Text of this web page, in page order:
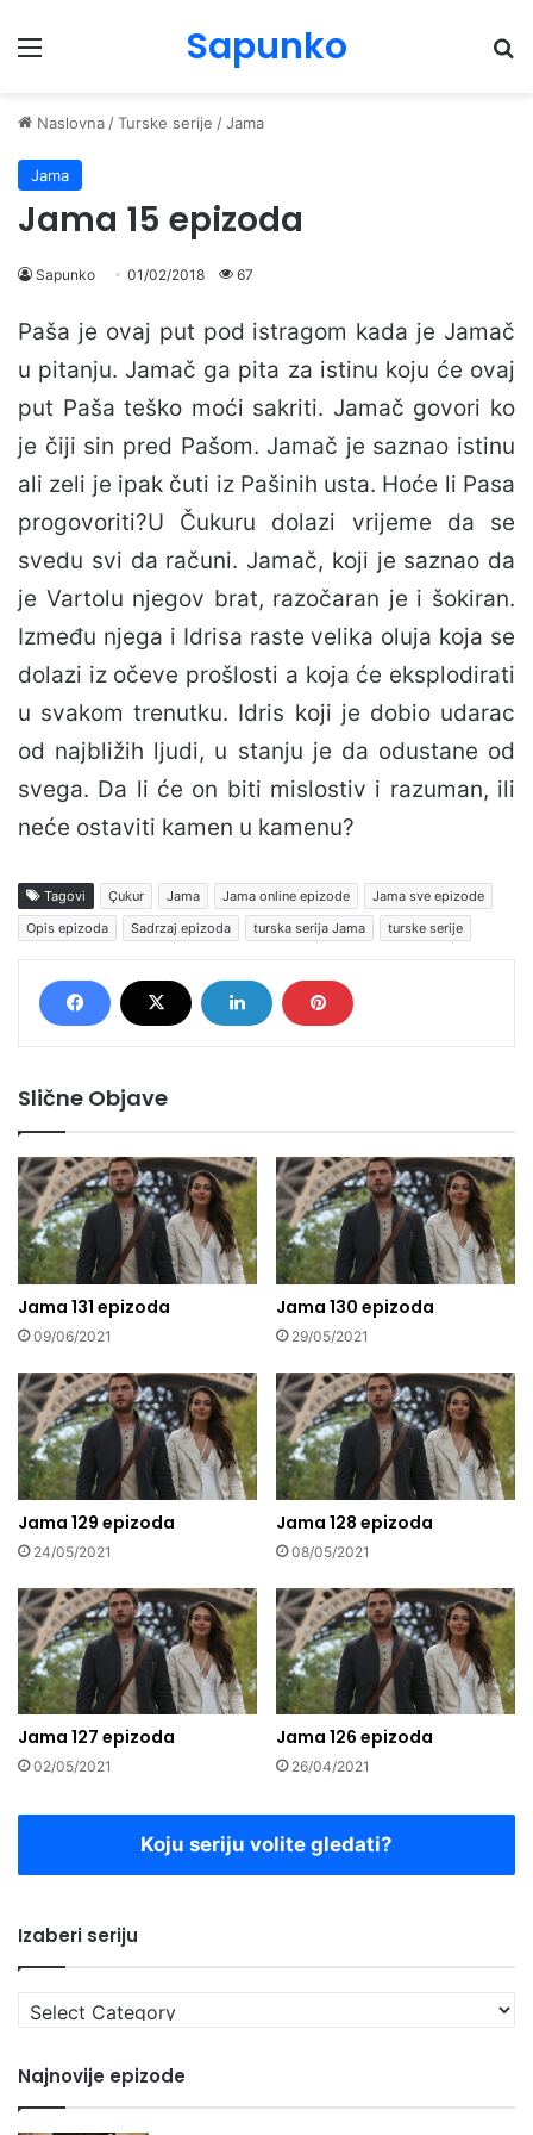
Menu Sapunko
Naslovna /Turske serije /Jama
Jama
Jama 15 epizoda
Sapunko 01/02/2018 67
Paša je ovaj put pod istragom kada je Jamač
u pitanju. Jamač ga pita za istinu koju će ovaj
put Paša teško moći sakriti. Jamač govori ko
je čiji sin pred Pašom. Jamač je saznao istinu
ali zeli je ipak čuti iz Pašinih usta. Hoće li Pasa
progovoriti?U Čukuru dolazi vrijeme da se
svedu svi da računi. Jamač, koji je saznao da
je Vartolu njegov brat, razočaran je i šokiran.
Između njega i Idrisa raste velika oluja koja se
dolazi iz očeve prošlosti a koja će eksplodirati
u svakom trenutku. Idris koji je dobio udarac
od najbližih ljudi, u stanju je da odustane od
svega. Da li će on biti mislostiv i razuman, ili
neće ostaviti kamen u kamenu?
Tagovi Çukur Jama Jama online epizode
Jama sve epizode
Opis epizoda
Sadrzaj epizoda turska serija Jama turske serije
Slične Objave
Jama 131 epizoda
09/06/2021
Jama 130 epizoda
29/05/2021
Jama 129 epizoda
24/05/2021
Jama 128 epizoda
08/05/2021
Jama 127 epizoda
02/05/2021
Jama 126 epizoda
26/04/2021
Koju seriju volite gledati?
Izaberi seriju
Izaberi
seriju
Najnovije epizode